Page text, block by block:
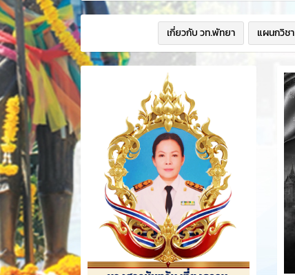
เกี่ยวกับ วท.พัทยา แผนกวิชา